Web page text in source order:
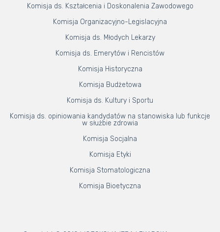
Komisja ds. Kształcenia i Doskonalenia Zawodowego
Komisja Organizacyjno-Legislacyjna
Komisja ds. Młodych Lekarzy
Komisja ds. Emerytów i Rencistów
Komisja Historyczna
Komisja Budżetowa
Komisja ds. Kultury i Sportu
Komisja ds. opiniowania kandydatów na stanowiska lub funkcje
w służbie zdrowia
Komisja Socjalna
Komisja Etyki
Komisja Stomatologiczna
Komisja Bioetyczna